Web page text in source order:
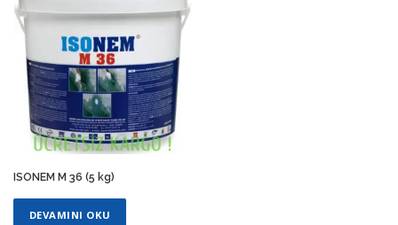
ISONEM M 36 (5 kg)
DEVAMINI OKU